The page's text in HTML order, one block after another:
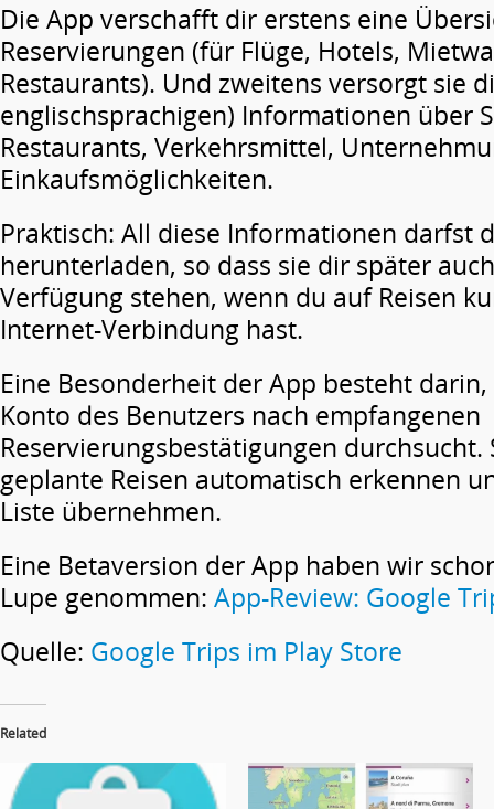
Die App verschafft dir erstens eine
Reservierungen (für Flüge, Hotels,
Restaurants). Und zweitens versorgt sie
englischsprachigen) Informationen über
Restaurants, Verkehrsmittel,
Einkaufsmöglichkeiten.
Praktisch: All diese Informationen darfst
herunterladen, so dass sie dir später
Verfügung stehen, wenn du auf Reisen
Internet-Verbindung hast.
Eine Besonderheit der App besteht
Konto des Benutzers nach empfangenen
Reservierungsbestätigungen durchsucht.
geplante Reisen automatisch erkennen
Liste übernehmen.
Eine Betaversion der App haben wir
Lupe genommen: App-Review: Google
Quelle: Google Trips im Play Store
Related